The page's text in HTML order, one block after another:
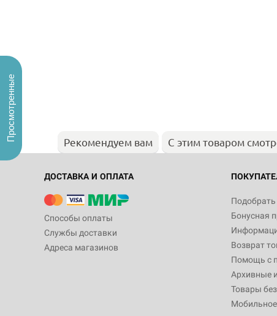
Рекомендуем вам С этим товаром
ДОСТАВКА И ОПЛАТА
Способы оплаты
Службы доставки
Адреса магазинов
Подобрать
Бонусная
Возврат
Помощь с
Архивные
Товары
Просмотренные